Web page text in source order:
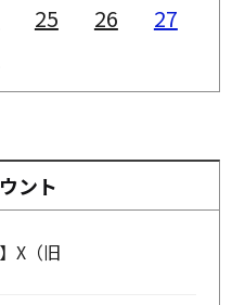
25 26
27
ント
X（旧